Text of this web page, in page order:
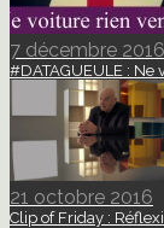
7 décembre 2016
#DATAGUEULE : Ne
21 octobre 2016
Clip of Friday :